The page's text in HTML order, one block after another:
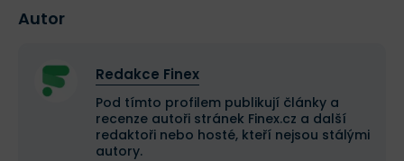
Autor
Redakce Finex
Pod tímto profilem publikují články a
recenze autoři stránek Finex.cz a další
redaktoři nebo hosté, kteří nejsou stálými
autory.